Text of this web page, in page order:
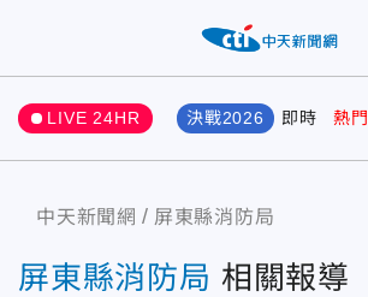
LIVE 24HR 決戰2026 即時 熱門
中天新聞網 屏東縣消防局
屏東縣消防局 相關報導